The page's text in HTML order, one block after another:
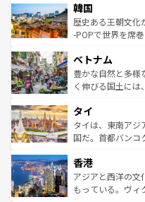
ワイを、存分に味わってほしい
はコンテンツ一覧
いる。アクティビ
ビング、ハイキン
い。オーストラリ
参照してほしい。
ン）、静ひつな山
と山間の静けさが
驚きをもたらして
容にもいいと評判
が味わ
照してほしい。
韓国
歴史ある王朝文化
-POPで世界を席
き、地方に足を延
できる。そして、
まで、さまざまな
リティに包まれな
覧を参照してほし
ベトナム
豊かな自然と多様
く伸びる国土には
急速な発展と共に
ーチミン市のフラ
醸し出している。
とつ。フォーやバ
ひ現地で味わいた
が旅行者を迎えて
タイ
タイは、東南アジ
国だ。首都バンコ
の活気が交差して
帯で自然と触れ合
いビーチでリゾー
香港
アジアと西洋の文
もっている。ヴィ